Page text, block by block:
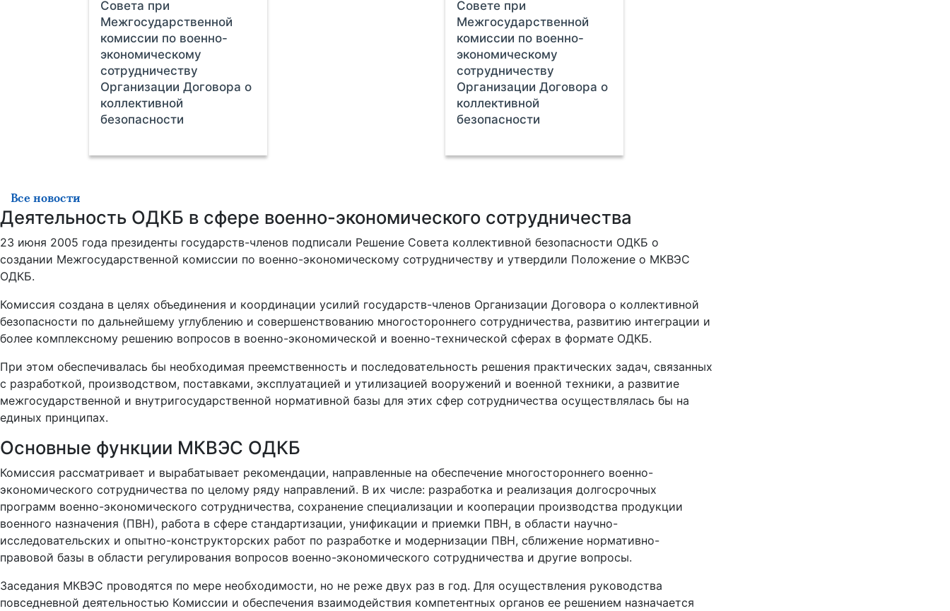
Совета при
Межгосударственной
комиссии по военно-
экономическому
сотрудничеству
Организации Договора о
коллективной
безопасности
Совете при
Межгосударственной
комиссии по военно-
экономическому
сотрудничеству
Организации Договора о
коллективной
безопасности
Все новости
Деятельность ОДКБ в сфере военно-экономического сотрудничества
23 июня 2005 года президенты государств-членов подписали Решение Совета коллективной безопасности ОДКБ о
создании Межгосударственной комиссии по военно-экономическому сотрудничеству и утвердили Положение о МКВЭС
ОДКБ.
Комиссия создана в целях объединения и координации усилий государств-членов Организации Договора о коллективной
безопасности по дальнейшему углублению и совершенствованию многостороннего сотрудничества, развитию интеграции и
более комплексному решению вопросов в военно-экономической и военно-технической сферах в формате ОДКБ.
При этом обеспечивалась бы необходимая преемственность и последовательность решения практических задач, связанных
с разработкой, производством, поставками, эксплуатацией и утилизацией вооружений и военной техники, а развитие
межгосударственной и внутригосударственной нормативной базы для этих сфер сотрудничества осуществлялась бы на
единых принципах.
Основные функции МКВЭС ОДКБ
Комиссия рассматривает и вырабатывает рекомендации, направленные на обеспечение многостороннего военно-
экономического сотрудничества по целому ряду направлений. В их числе: разработка и реализация долгосрочных
программ военно-экономического сотрудничества, сохранение специализации и кооперации производства продукции
военного назначения (ПВН), работа в сфере стандартизации, унификации и приемки ПВН, в области научно-
исследовательских и опытно-конструкторских работ по разработке и модернизации ПВН, сближение нормативно-
правовой базы в области регулирования вопросов военно-экономического сотрудничества и другие вопросы.
Заседания МКВЭС проводятся по мере необходимости, но не реже двух раз в год. Для осуществления руководства
повседневной деятельностью Комиссии и обеспечения взаимодействия компетентных органов ее решением назначается